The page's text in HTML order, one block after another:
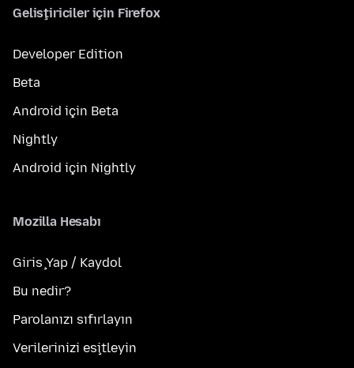
Geliştiriciler için Firefox
Developer Edition
Beta
Android için Beta
Nightly
Android için Nightly
Mozilla Hesabı
Giriş Yap / Kaydol
Bu nedir?
Parolanızı sıfırlayın
Verilerinizi eşitleyin